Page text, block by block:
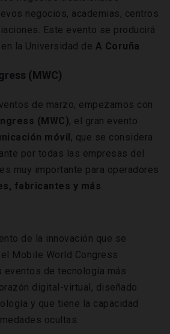
negocios, academias, centros
Este evento se producirá
en la Universidad de A Coruña.
(MWC)
de marzo, empezamos con
(MWC), el gran evento
móvil, que se considera
por todas las empresas del
muy importante para operadores
fabricantes y más.
de la innovación que se
Mobile World Congress
eventos de tecnología más
digital-virtual, diseñado
y que tiene la capacidad
ocultas.